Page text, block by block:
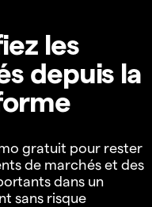
les
depuis la
gratuit pour rester
de marchés et des
dans un
sans risque